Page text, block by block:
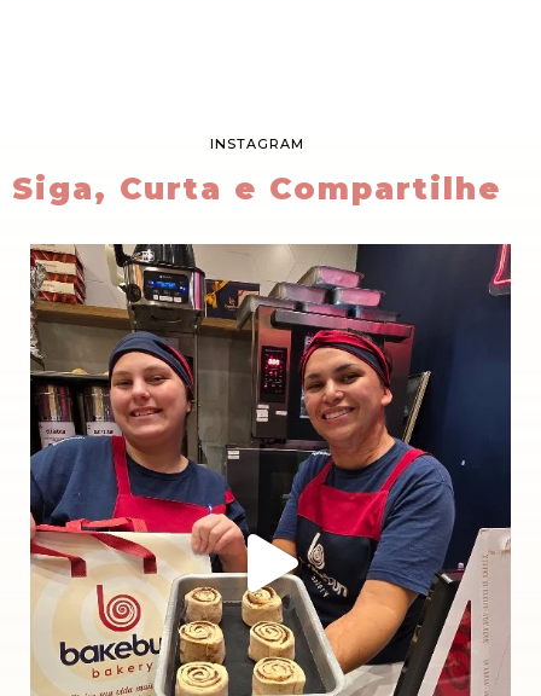
INSTAGRAM
Siga, Curta e Compartilhe